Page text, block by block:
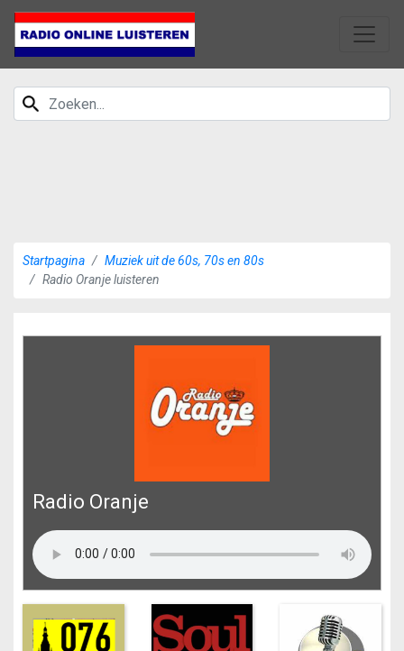
Startpagina
Muziek uit de 60s, 70s en 80s
Radio Oranje luisteren
Radio Oranje